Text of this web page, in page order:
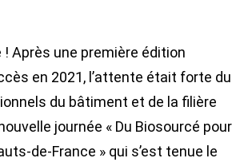
Après une première édition
en 2021, l’attente était forte du
du bâtiment et de la filière
journée « Du Biosourcé pour
de-France » qui s’est tenue le